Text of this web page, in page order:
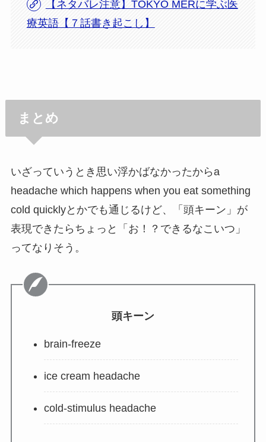
【ネタバレ注意】TOKYO MERに学ぶ医
療英語【７話書き起こし】
まとめ
いざっていうとき思い浮かばなかったからa
headache which happens when you eat something
cold quicklyとかでも通じるけど、「頭キーン」が
表現できたらちょっと「お！？できるなこいつ」
ってなりそう。
頭キーン
brain-freeze
ice cream headache
cold-stimulus headache